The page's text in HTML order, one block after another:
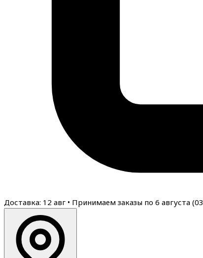
Доставка: 12 авг • Принимаем заказы по 6 августа (03